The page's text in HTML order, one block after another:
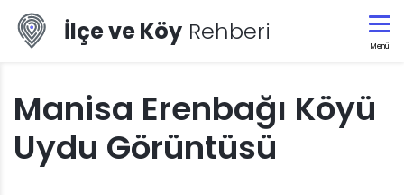
İlçe ve Köy Rehberi
Menü
Manisa Erenbağı Köyü
Uydu Görüntüsü